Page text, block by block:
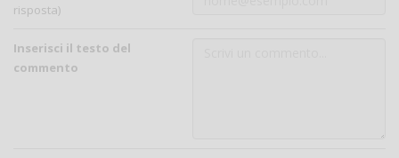
risposta)
Inserisci il testo del
commento